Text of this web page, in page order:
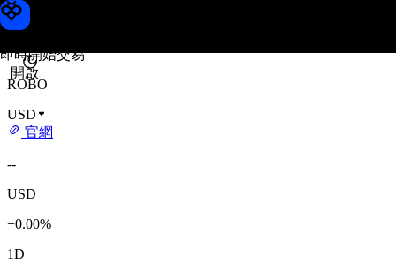
即時開始交易
開啟
Fabric Protocol 價格
ROBO
USD
官網
--
USD
+0.00%
1D